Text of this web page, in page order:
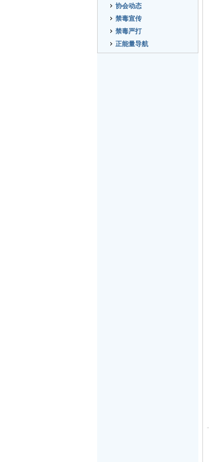
协会动态
禁毒宣传
禁毒严打
正能量导航